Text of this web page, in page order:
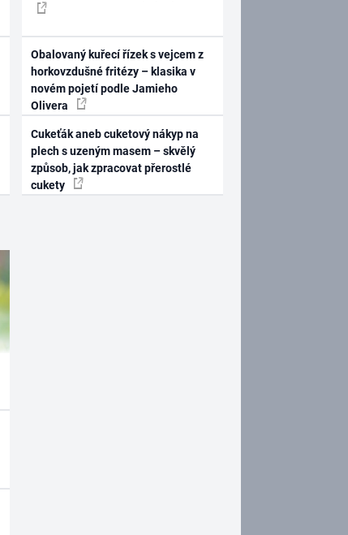
Obalovaný kuřecí řízek s vejcem z
horkovzdušné fritézy – klasika v
novém pojetí podle Jamieho
Olivera
Cukeťák aneb cuketový nákyp na
plech s uzeným masem – skvělý
způsob, jak zpracovat přerostlé
cukety